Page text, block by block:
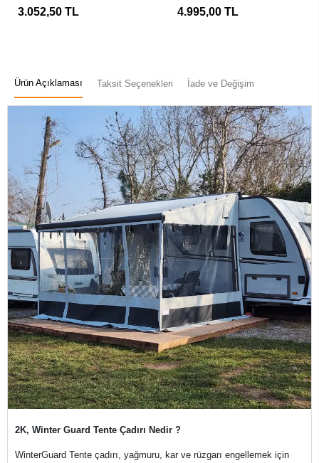
3.052,50 TL 4.995,00 TL
Ürün Açıklaması Taksit Seçenekleri İade ve Değişim
2K, Winter Guard Tente Çadırı Nedir ?
WinterGuard Tente çadırı, yağmuru, kar ve rüzgarı engellemek için